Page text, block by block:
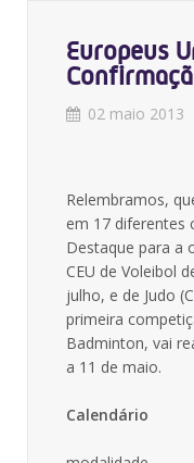
Europeus
02 maio 2013
Relembramos,
em 17 diferentes
Destaque para a
CEU de Voleibol
julho, e de Judo
primeira
Badminton, vai
a 11 de maio.
Calendário